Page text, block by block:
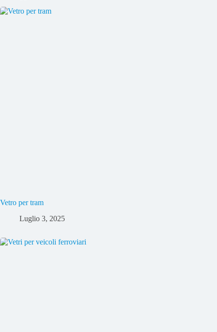
Vetro per tram
Luglio 3, 2025